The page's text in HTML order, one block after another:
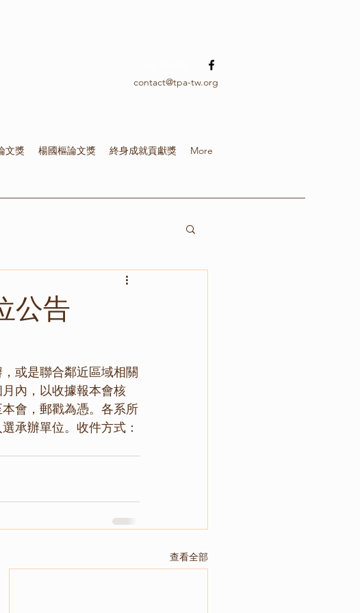
contact@tpa-tw.org
文獎 楊國樞論文獎 終身成就貢獻獎 More
公告
或是聯合鄰近區域相關
內，以收據報本會核
會，郵戳為憑。各系所
承辦單位。收件方式：
查看全部